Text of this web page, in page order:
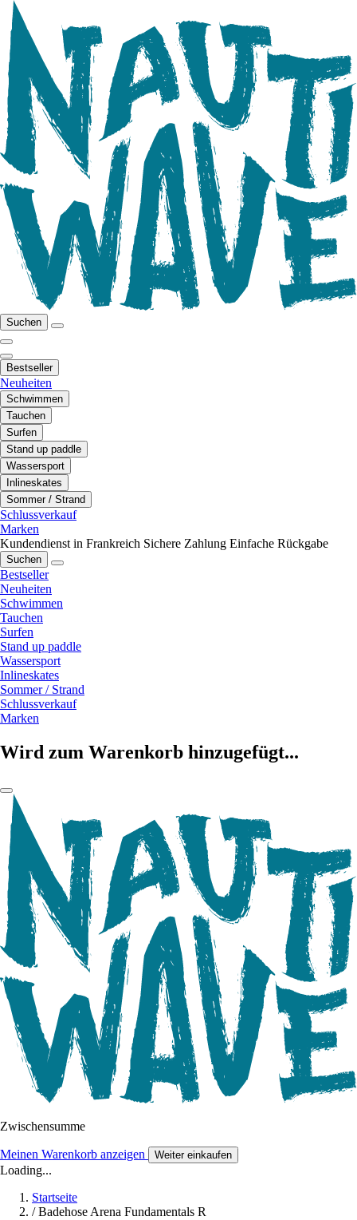
Suchen
Bestseller
Neuheiten
Schwimmen
Tauchen
Surfen
Stand up paddle
Wassersport
Inlineskates
Sommer / Strand
Schlussverkauf
Marken
Kundendienst in Frankreich Sichere Zahlung Einfache Rückgabe
Suchen
Bestseller
Neuheiten
Schwimmen
Tauchen
Surfen
Stand up paddle
Wassersport
Inlineskates
Sommer / Strand
Schlussverkauf
Marken
Wird zum Warenkorb hinzugefügt...
Zwischensumme
Meinen Warenkorb anzeigen Weiter einkaufen
Loading...
Startseite
/ Badehose Arena Fundamentals R